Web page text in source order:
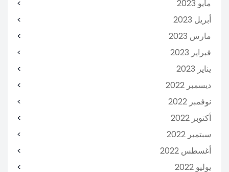
مايو 2023
أبريل 2023
مارس 2023
فبراير 2023
يناير 2023
ديسمبر 2022
نوفمبر 2022
أكتوبر 2022
سبتمبر 2022
أغسطس 2022
يوليو 2022